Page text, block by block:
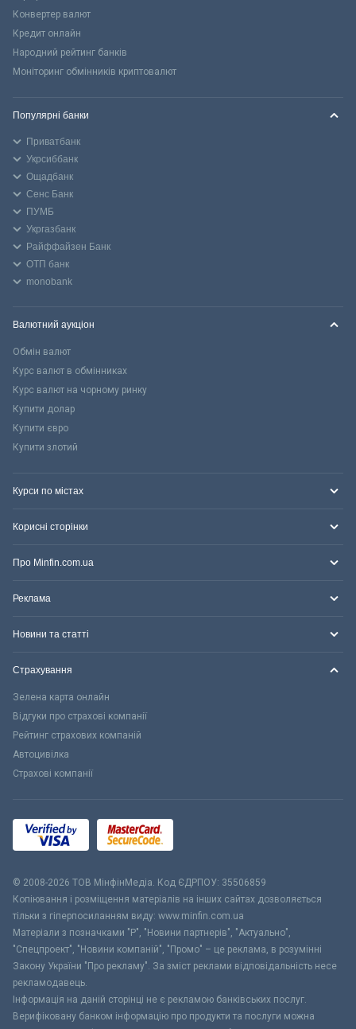
Конвертер валют
Кредит онлайн
Народний рейтинг банків
Моніторинг обмінників криптовалют
Популярні банки
Приватбанк
Укрсиббанк
Ощадбанк
Сенс Банк
ПУМБ
Укргазбанк
Райффайзен Банк
ОТП банк
monobank
Валютний аукціон
Обмін валют
Курс валют в обмінниках
Курс валют на чорному ринку
Купити долар
Купити євро
Купити злотий
Курси по містах
Корисні сторінки
Про Minfin.com.ua
Реклама
Новини та статті
Страхування
Зелена карта онлайн
Відгуки про страхові компанії
Рейтинг страхових компаній
Автоцивілка
Страхові компанії
© 2008-2026 ТОВ МiнфiнМедiа. Код ЄДРПОУ: 35506859
Копіювання і розміщення матеріалів на інших сайтах дозволяється
тільки з гіперпосиланням виду: www.minfin.com.ua
Матеріали з позначками "Р", "Новини партнерів", "Актуально",
"Спецпроект", "Новини компаній", "Промо" – це реклама, в розумінні
Закону України "Про рекламу". За зміст реклами відповідальність несе
рекламодавець.
Інформація на даній сторінці не є рекламою банківських послуг.
Верифіковану банком інформацію про продукти та послуги можна